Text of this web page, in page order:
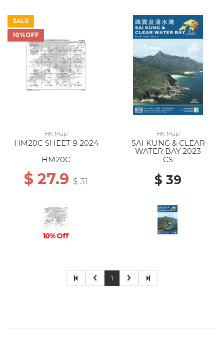
SALE
10%OFF
HK Map
HM20C SHEET 9 2024
HM20C
$ 27.9 $ 31
10% Off
HK Map
SAI KUNG & CLEAR
WATER BAY 2023
CS
$ 39
1